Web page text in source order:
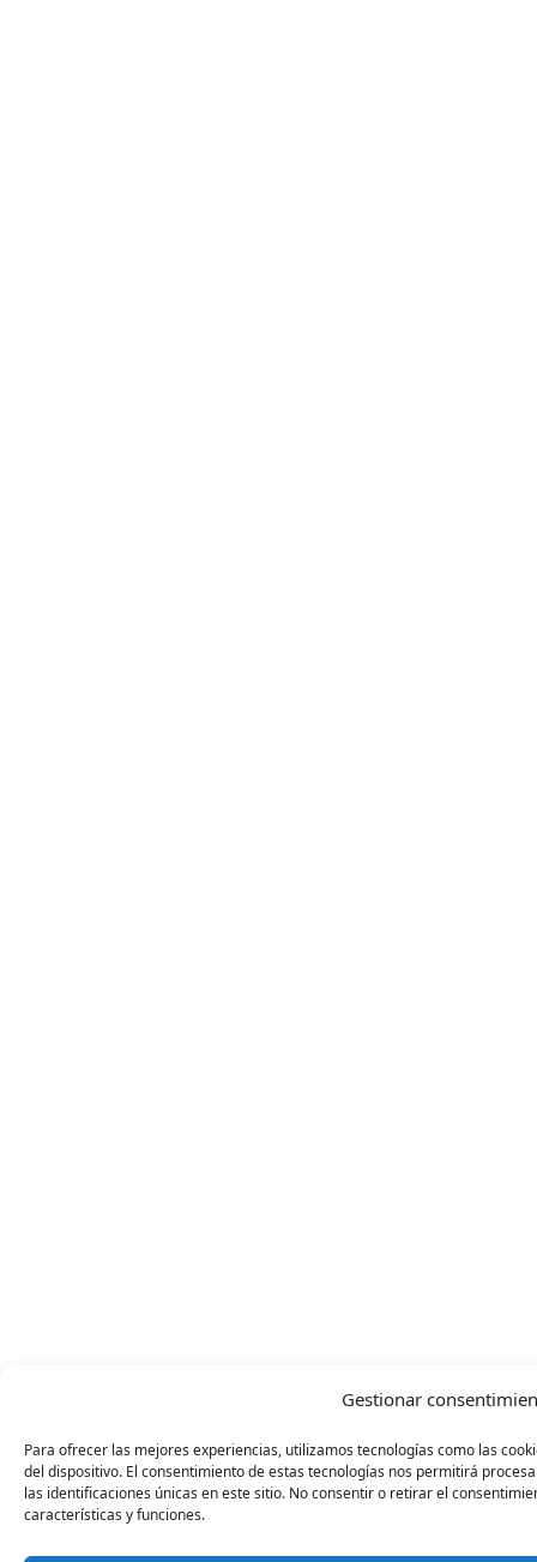
Gestionar
Para ofrecer las mejores experiencias, utilizamos tecnologías como las
del dispositivo. El consentimiento de estas tecnologías nos permitirá
las identificaciones únicas en este sitio. No consentir o retirar el
características y funciones.